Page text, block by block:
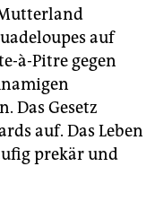
auf
à-Pitre gegen
Das Gesetz
auf. Das Leben
prekär und